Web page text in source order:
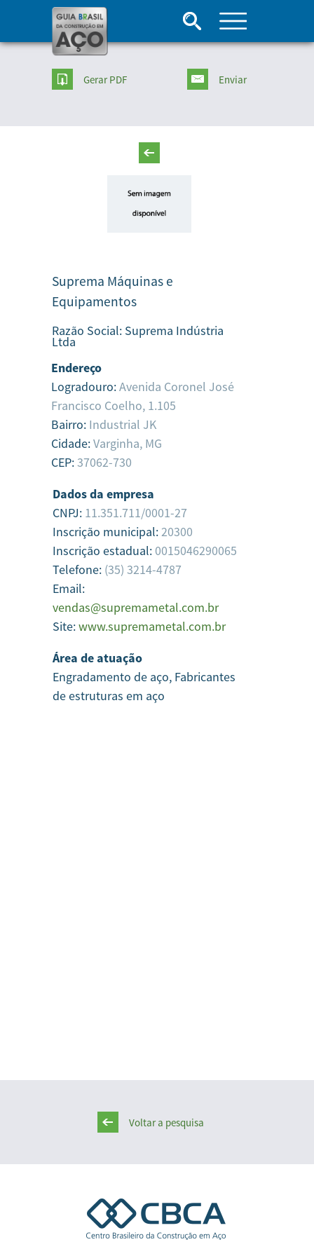
Gerar PDF Enviar
Suprema Máquinas e
Equipamentos
Razão Social: Suprema Indústria
Ltda
Endereço
Logradouro:Avenida Coronel José
Francisco Coelho, 1.105
Bairro: Industrial JK
Cidade:Varginha, MG
CEP:37062-730
Dados da empresa
CNPJ: 11.351.711/0001-27
Inscrição municipal:20300
Inscrição estadual: 0015046290065
Telefone: (35) 3214-4787
Email:
vendas@supremametal.com.br
Site:www.supremametal.com.br
Área de atuação
Engradamento de aço, Fabricantes
de estruturas em aço
Voltar a pesquisa